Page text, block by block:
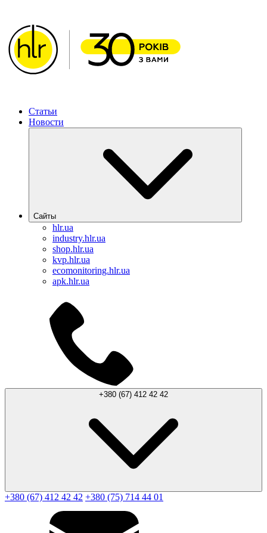
Статьи
Новости
Сайты
hlr.ua
industry.hlr.ua
shop.hlr.ua
kvp.hlr.ua
ecomonitoring.hlr.ua
apk.hlr.ua
+380 (67) 412 42 42
+380 (67) 412 42 42 +380 (75) 714 44 01